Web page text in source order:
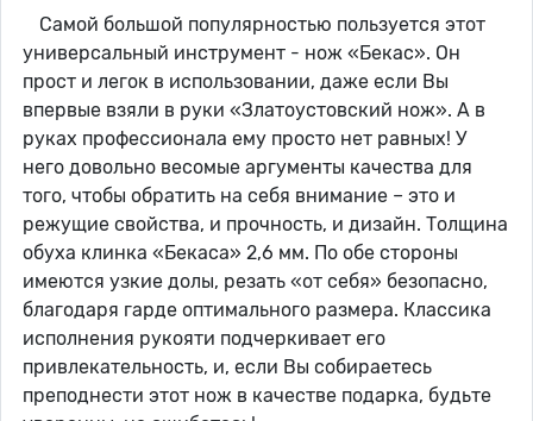
Самой большой популярностью пользуется этот
универсальный инструмент - нож «Бекас». Он
прост и легок в использовании, даже если Вы
впервые взяли в руки «Златоустовский нож». А в
руках профессионала ему просто нет равных! У
него довольно весомые аргументы качества для
того, чтобы обратить на себя внимание – это и
режущие свойства, и прочность, и дизайн. Толщина
обуха клинка «Бекаса» 2,6 мм. По обе стороны
имеются узкие долы, резать «от себя» безопасно,
благодаря гарде оптимального размера. Классика
исполнения рукояти подчеркивает его
привлекательность, и, если Вы собираетесь
преподнести этот нож в качестве подарка, будьте